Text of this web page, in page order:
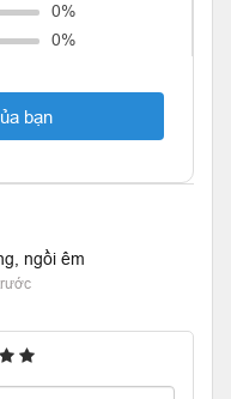
0%
0%
bạn
ngồi êm